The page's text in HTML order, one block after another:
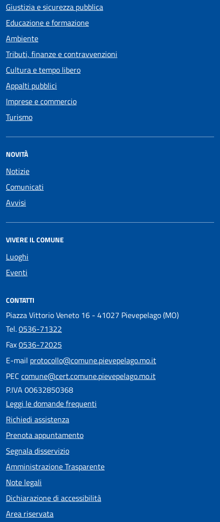
Giustizia e sicurezza pubblica
Educazione e formazione
Ambiente
Tributi, finanze e contravvenzioni
Cultura e tempo libero
Appalti pubblici
Imprese e commercio
Turismo
NOVITÀ
Notizie
Comunicati
Avvisi
VIVERE IL COMUNE
Luoghi
Eventi
CONTATTI
Piazza Vittorio Veneto 16 - 41027 Pievepelago (MO)
Tel.0536-71322
Fax0536-72025
E-mail protocollo@comune.pievepelago.mo.it
PEC comune@cert.comune.pievepelago.mo.it
P.IVA 00632850368
Leggi le domande frequenti
Richiedi assistenza
Prenota appuntamento
Segnala disservizio
Amministrazione Trasparente
Note legali
Dichiarazione di accessibilità
Area riservata